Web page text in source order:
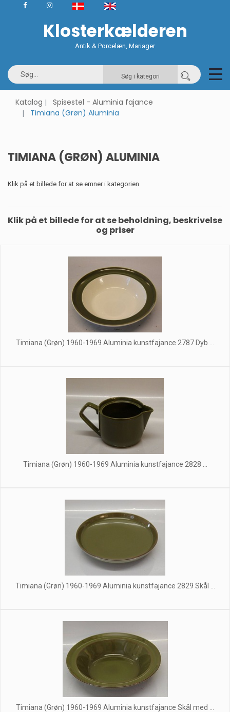
Klosterkælderen
Antik & Porcelæn, Mariager
Søg i kategori
Katalog
Spisestel - Aluminia fajance
Timiana (Grøn) Aluminia
TIMIANA (GRØN) ALUMINIA
Klik på et billede for at se emner i kategorien
Klik på et billede for at se beholdning, beskrivelse
og priser
Timiana (Grøn) 1960-1969 Aluminia kunstfajance 2787 Dyb ...
Timiana (Grøn) 1960-1969 Aluminia kunstfajance 2828 ...
Timiana (Grøn) 1960-1969 Aluminia kunstfajance 2829 Skål ...
Timiana (Grøn) 1960-1969 Aluminia kunstfajance Skål med ...